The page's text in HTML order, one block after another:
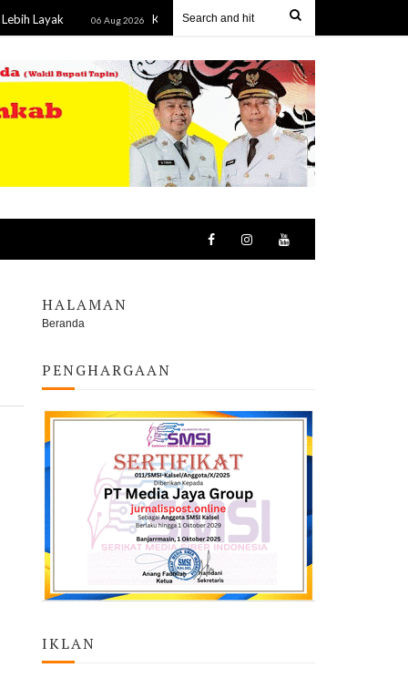
06 Aug 2026 Kejati Kalteng Tetapkan Lima Komisioner KPU Kotim
HALAMAN
Beranda
PENGHARGAAN
IKLAN